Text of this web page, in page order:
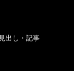
出し・記事